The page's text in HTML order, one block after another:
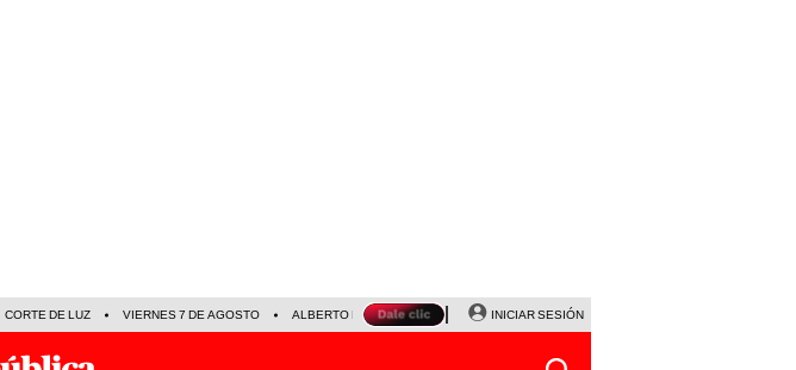
CORTE DE LUZ VIERNES 7 DE AGOSTO ALBERTO BENAVIDES NALDY SALDAÑA
INICIAR SESIÓN